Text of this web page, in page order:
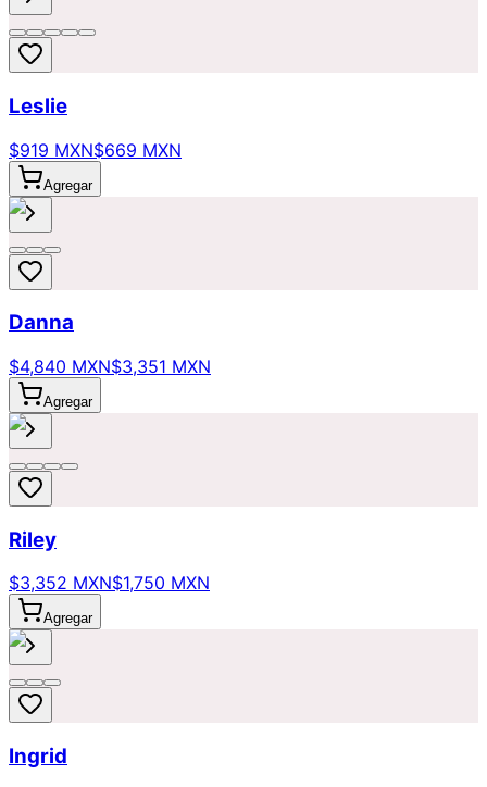
Leslie
$919 MXN$669 MXN
Agregar
Danna
$4,840 MXN$3,351 MXN
Agregar
Riley
$3,352 MXN$1,750 MXN
Agregar
Ingrid